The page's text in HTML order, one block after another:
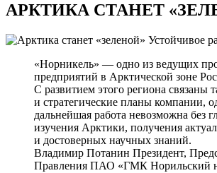
АРКТИКА СТАНЕТ
Устойчивое
«Норникель» — одно из ведущих
предприятий в Арктической зоне
С развитием этого региона связаны
и стратегические планы компании,
дальнейшая работа невозможна без
изучения Арктики, получения
и достоверных научных знаний.
Владимир Потанин Президент,
Правления ПАО «ГМК Норильский